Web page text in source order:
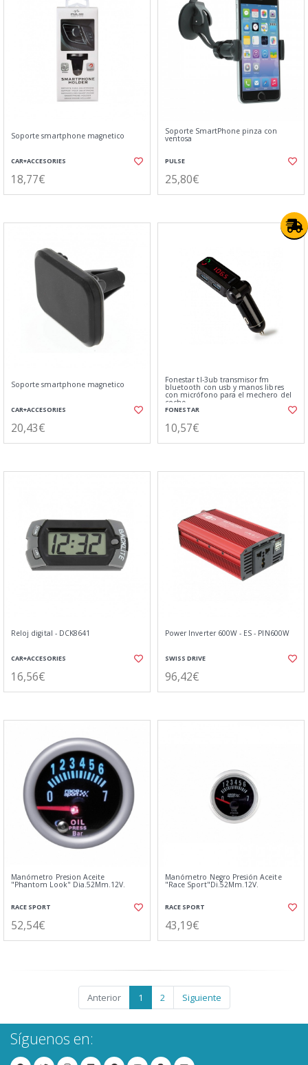
Soporte smartphone magnetico
CAR+ACCESORIES
18,77€
Soporte SmartPhone pinza con
ventosa
PULSE
25,80€
Soporte smartphone magnetico
CAR+ACCESORIES
20,43€
Fonestar tl-3ub transmisor fm
bluetooth con usb y manos libres
con micrófono para el mechero del
coche
FONESTAR
10,57€
Reloj digital - DCK8641
CAR+ACCESORIES
16,56€
Power Inverter 600W - ES - PIN600W
SWISS DRIVE
96,42€
Manómetro Presion Aceite
"Phantom Look" Dia.52Mm.12V.
RACE SPORT
52,54€
Manómetro Negro Presión Aceite
"Race Sport"Di.52Mm.12V.
RACE SPORT
43,19€
Anterior 1 2 Siguiente
Síguenos en: